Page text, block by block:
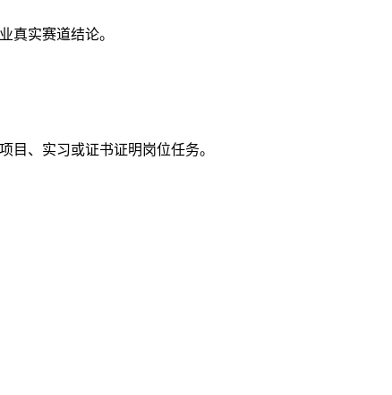
真实赛道结论。
目、实习或证书证明岗位任务。